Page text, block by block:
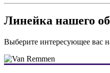
Линейка нашего
Выберите интересующее вас